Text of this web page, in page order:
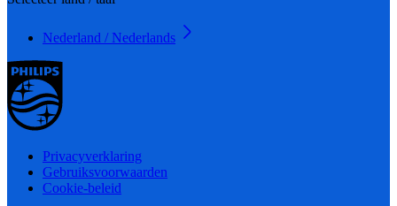
Nederland / Nederlands
Privacyverklaring
Gebruiksvoorwaarden
Cookie-beleid